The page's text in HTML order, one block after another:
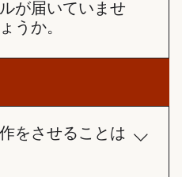
が届いていませ
うか。
ールが届いていないの
の通知メールが、迷惑メ
れている可能性がありま
い。 注文番号でステータ
をさせることは